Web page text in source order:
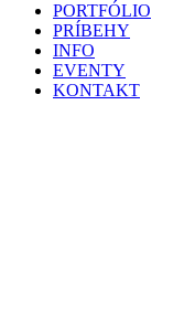
PORTFÓLIO
PRÍBEHY
INFO
EVENTY
KONTAKT